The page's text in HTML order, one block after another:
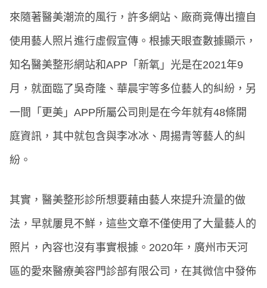
來隨著醫美潮流的風行，許多網站、廠商竟傳出擅自
使用藝人照片進行虛假宣傳。根據天眼查數據顯示，
知名醫美整形網站和APP「新氧」光是在2021年9
月，就面臨了吳奇隆、華晨宇等多位藝人的糾紛，另
一間「更美」APP所屬公司則是在今年就有48條開
庭資訊，其中就包含與李冰冰、周揚青等藝人的糾
紛。
其實，醫美整形診所想要藉由藝人來提升流量的做
法，早就屢見不鮮，這些文章不僅使用了大量藝人的
照片，內容也沒有事實根據。2020年，廣州市天河
區的愛來醫療美容門診部有限公司，在其微信中發佈